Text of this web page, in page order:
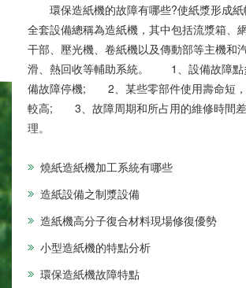
環保造紙機的故障有哪些?使紙漿形成紙
全套設備總稱為造紙機，其中包括流漿箱、
干部、壓光機、卷紙機以及傳動部等主機和
滑、熱回收等輔助系統。 1、設備故障點
備故障停機; 2、某些零部件使用壽命短，
較高; 3、故障周期和所占用的維修時間差
理。
燒紙造紙機加工系統有哪些
造紙設備之制漿設備
造紙機高分子復合材料現場修復優勢
小型造紙機的特點分析
環保造紙機故障特點